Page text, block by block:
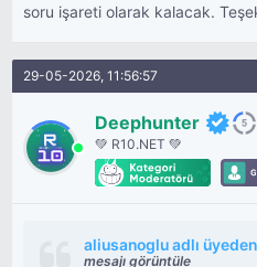
soru işareti olarak kalacak.
29-05-2026, 11:56:57
Deephunter
💚 R10.NET 💚
aliusanoglu adlı üyeden
mesajı görüntüle